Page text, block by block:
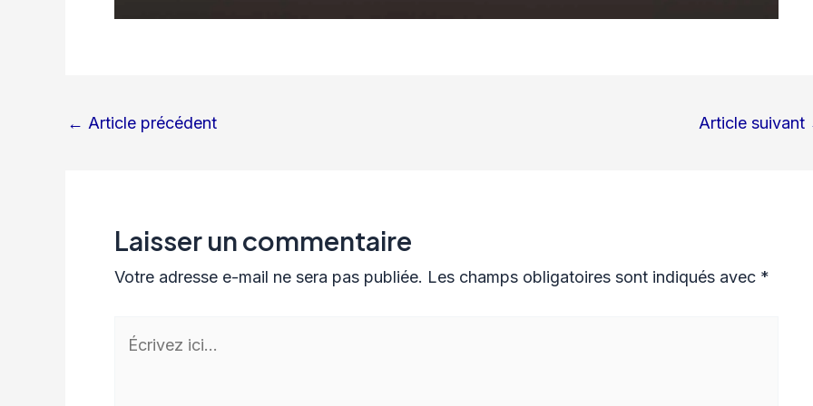
← Article précédent Article suivant
Laisser un commentaire
Votre adresse e-mail ne sera pas publiée. Les champs obligatoires sont indiqués avec *
Écrivez